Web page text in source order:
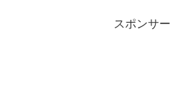
スポンサ